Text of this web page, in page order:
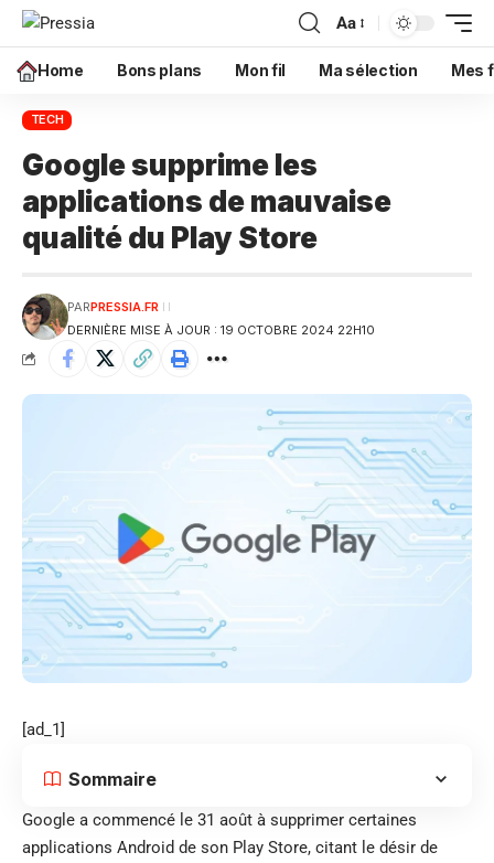
Aa
Home Bons plans Mon fil Ma sélection Mes
TECH
Google supprime les
applications de mauvaise
qualité du Play Store
DERNIÈRE MISE À JOUR : 19 OCTOBRE 2024 22H10
PARPRESSIA.FR
[ad_1]
Sommaire
Google a commencé le 31 août à supprimer certaines
applications Android de son Play Store, citant le désir de